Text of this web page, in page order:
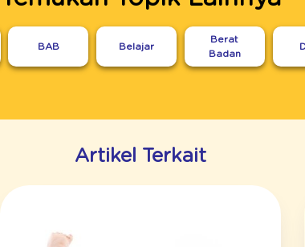
BAB Belajar
Berat
Badan
Artikel Terkait